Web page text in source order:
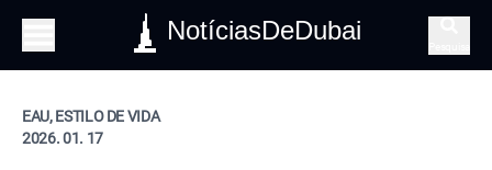
NotíciasDeDubai
EAU, ESTILO DE VIDA
2026. 01. 17